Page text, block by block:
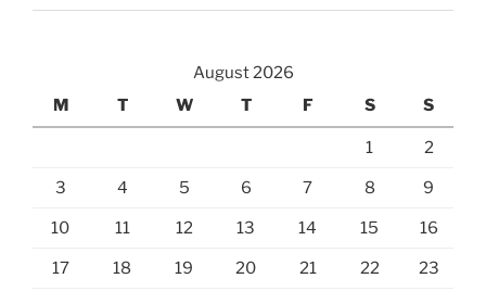
August 2026
M
T W T F S S
1 2
3 4 5 6 7 8 9
10 11 12 13 14 15 16
17 18 19 20 21 22 23